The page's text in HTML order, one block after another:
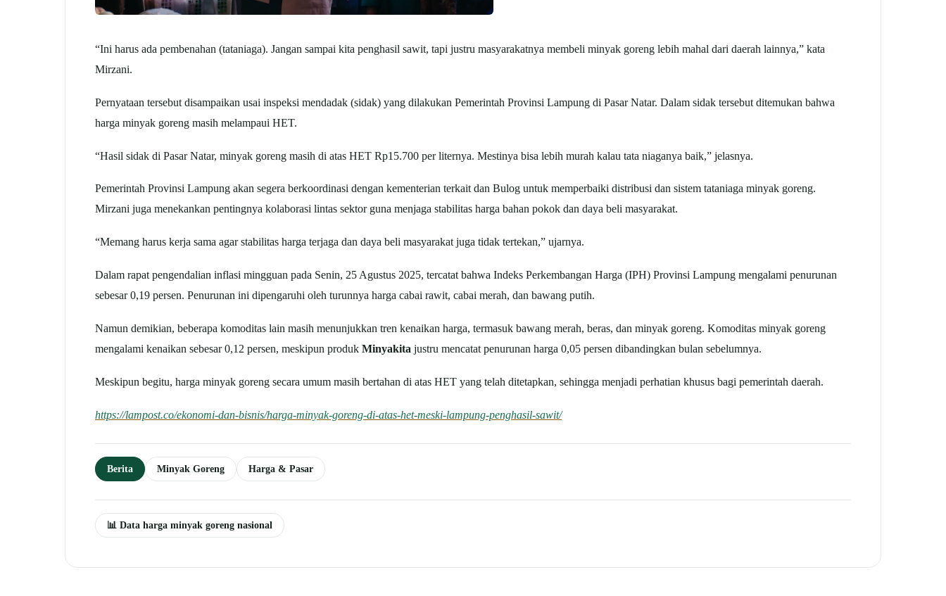
“Ini harus ada pembenahan (tataniaga). Jangan sampai kita penghasil sawit, tapi justru masyarakatnya membeli minyak goreng lebih mahal dari daerah lainnya,” kata
Mirzani.
Pernyataan tersebut disampaikan usai inspeksi mendadak (sidak) yang dilakukan Pemerintah Provinsi Lampung di Pasar Natar. Dalam sidak tersebut ditemukan bahwa
harga minyak goreng masih melampaui HET.
“Hasil sidak di Pasar Natar, minyak goreng masih di atas HET Rp15.700 per liternya. Mestinya bisa lebih murah kalau tata niaganya baik,” jelasnya.
Pemerintah Provinsi Lampung akan segera berkoordinasi dengan kementerian terkait dan Bulog untuk memperbaiki distribusi dan sistem tataniaga minyak goreng.
Mirzani juga menekankan pentingnya kolaborasi lintas sektor guna menjaga stabilitas harga bahan pokok dan daya beli masyarakat.
“Memang harus kerja sama agar stabilitas harga terjaga dan daya beli masyarakat juga tidak tertekan,” ujarnya.
Dalam rapat pengendalian inflasi mingguan pada Senin, 25 Agustus 2025, tercatat bahwa Indeks Perkembangan Harga (IPH) Provinsi Lampung mengalami penurunan
sebesar 0,19 persen. Penurunan ini dipengaruhi oleh turunnya harga cabai rawit, cabai merah, dan bawang putih.
Namun demikian, beberapa komoditas lain masih menunjukkan tren kenaikan harga, termasuk bawang merah, beras, dan minyak goreng. Komoditas minyak goreng
mengalami kenaikan sebesar 0,12 persen, meskipun produk Minyakita justru mencatat penurunan harga 0,05 persen dibandingkan bulan sebelumnya.
Meskipun begitu, harga minyak goreng secara umum masih bertahan di atas HET yang telah ditetapkan, sehingga menjadi perhatian khusus bagi pemerintah daerah.
https://lampost.co/ekonomi-dan-bisnis/harga-minyak-goreng-di-atas-het-meski-lampung-penghasil-sawit/
Berita Minyak Goreng Harga & Pasar
📊 Data harga minyak goreng nasional